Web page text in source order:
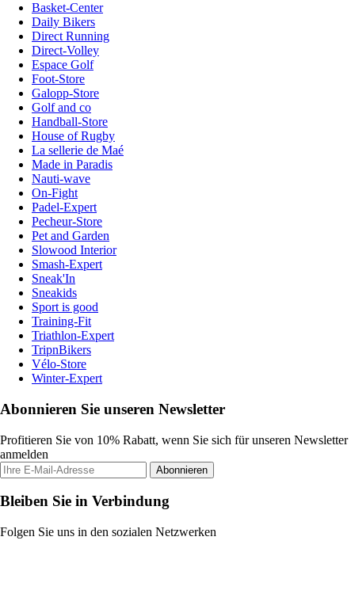
Basket-Center
Daily Bikers
Direct Running
Direct-Volley
Espace Golf
Foot-Store
Galopp-Store
Golf and co
Handball-Store
House of Rugby
La sellerie de Maé
Made in Paradis
Nauti-wave
On-Fight
Padel-Expert
Pecheur-Store
Pet and Garden
Slowood Interior
Smash-Expert
Sneak'In
Sneakids
Sport is good
Training-Fit
Triathlon-Expert
TripnBikers
Vélo-Store
Winter-Expert
Abonnieren Sie unseren Newsletter
Profitieren Sie von 10% Rabatt, wenn Sie sich für unseren Newsletter
anmelden
Abonnieren
Bleiben Sie in Verbindung
Folgen Sie uns in den sozialen Netzwerken